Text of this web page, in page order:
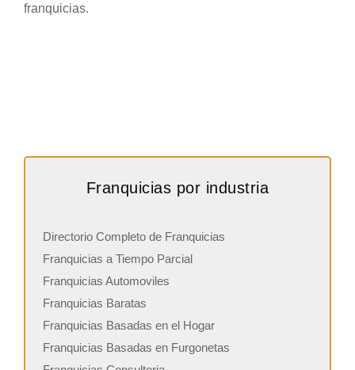
franquicias.
Franquicias por industria
Directorio Completo de Franquicias
Franquicias a Tiempo Parcial
Franquicias Automoviles
Franquicias Baratas
Franquicias Basadas en el Hogar
Franquicias Basadas en Furgonetas